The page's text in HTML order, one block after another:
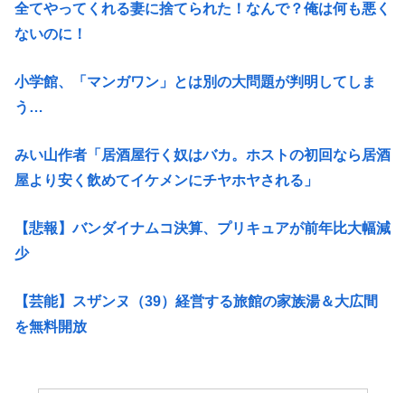
全てやってくれる妻に捨てられた！なんで？俺は何も悪く
ないのに！
小学館、「マンガワン」とは別の大問題が判明してしま
う…
みい山作者「居酒屋行く奴はバカ。ホストの初回なら居酒
屋より安く飲めてイケメンにチヤホヤされる」
【悲報】バンダイナムコ決算、プリキュアが前年比大幅減
少
【芸能】スザンヌ（39）経営する旅館の家族湯＆大広間
を無料開放